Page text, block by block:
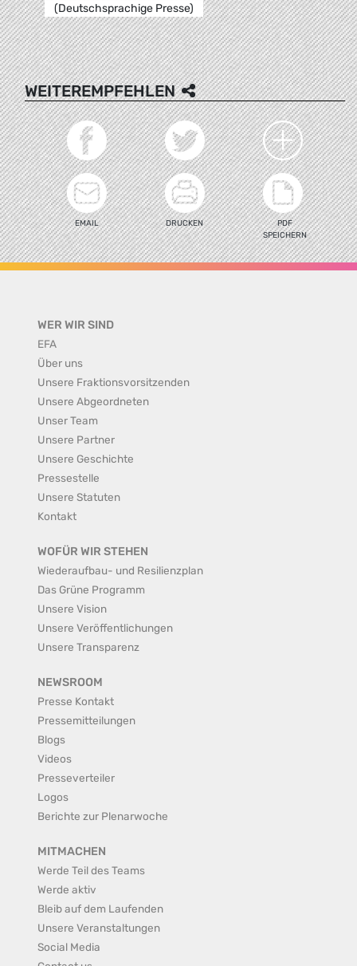
(Deutschsprachige Presse)
WEITEREMPFEHLEN
EMAIL DRUCKEN
PDF
SPEICHERN
WER WIR SIND
EFA
Über uns
Unsere Fraktionsvorsitzenden
Unsere Abgeordneten
Unser Team
Unsere Partner
Unsere Geschichte
Pressestelle
Unsere Statuten
Kontakt
WOFÜR WIR STEHEN
Wiederaufbau- und Resilienzplan
Das Grüne Programm
Unsere Vision
Unsere Veröffentlichungen
Unsere Transparenz
NEWSROOM
Presse Kontakt
Pressemitteilungen
Blogs
Videos
Presseverteiler
Logos
Berichte zur Plenarwoche
MITMACHEN
Werde Teil des Teams
Werde aktiv
Bleib auf dem Laufenden
Unsere Veranstaltungen
Social Media